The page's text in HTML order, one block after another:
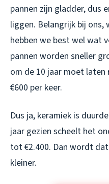
pannen zijn gladder, dus
liggen. Belangrijk bij
hebben we best wel wat
pannen worden sneller
om de 10 jaar moet
€600 per keer.
Dus ja, keramiek is
jaar gezien scheelt het
tot €2.400. Dan wordt
kleiner.